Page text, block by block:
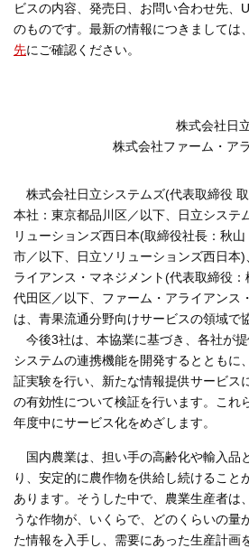
ビスの内容、発売日、お問い合わせ先、
のものです。最新の情報につきましては
先にご確認ください。
株式会社日
株式会社ファーム・ア
株式会社日立システムズ(代表取締役
本社：東京都品川区／以下、日立システ
リューションズ西日本(取締役社長：秋
市／以下、日立ソリューションズ西日本
ライアンス・マネジメント(代表取締役
代田区／以下、ファーム・アライアンス
は、青果流通分野向けサービスの領域で
今後3社は、本協業に基づき、各社が
システムの連携機能を開発するとともに
証実験を行い、新たな情報提供サービス
の有効性について検証を行います。これ
年度中にサービス化をめざします。
国内農業は、担い手の高齢化や輸入品
り、安定的に農作物を供給し続けること
あります。そうした中で、農業生産者は
うな作物が、いくらで、どのくらいの量
た情報を入手し、需要にあった生産計画